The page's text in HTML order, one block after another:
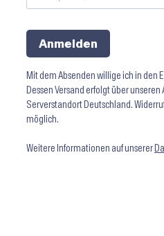
Anmelden
Mit dem Absenden willige ich in den
Dessen Versand erfolgt über
Serverstandort Deutschland.
möglich.
Weitere Informationen auf unserer